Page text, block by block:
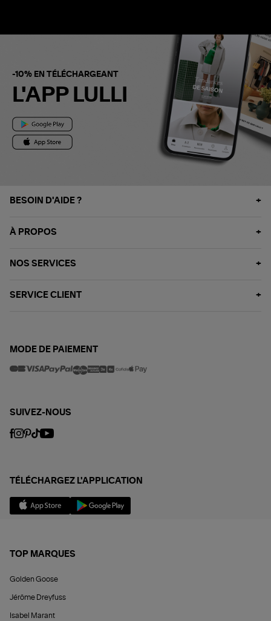
-10% EN TÉLÉCHARGEANT
L'APP LULLI
BESOIN D'AIDE ?
À PROPOS
NOS SERVICES
SERVICE CLIENT
MODE DE PAIEMENT
SUIVEZ-NOUS
TÉLÉCHARGEZ L'APPLICATION
TOP MARQUES
Golden Goose
Jérôme Dreyfuss
Isabel Marant